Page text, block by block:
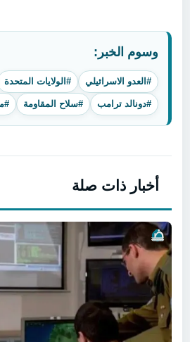
وسوم الخبر:
#العدو الاسرائيلي #الولايات المتحدة
#دونالد ترامب #سلاح المقاومة
أخبار ذات صلة